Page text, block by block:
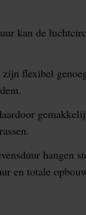
kan de
flexibel
hangen
en totale